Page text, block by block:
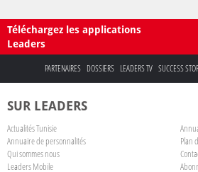
Téléchargez les applications
Leaders
PARTENAIRES DOSSIERS LEADERS TV SUCCESS
SUR LEADERS
Actualités Tunisie
Annuaire de personnalités
Plan
Qui sommes nous
Leaders Mobile